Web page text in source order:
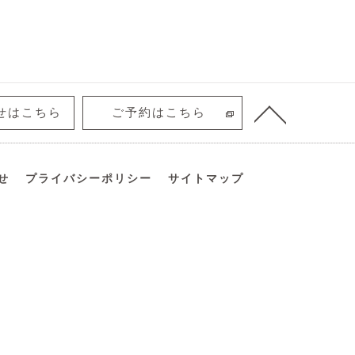
はこちら ご予約はこちら
プライバシーポリシー サイトマップ